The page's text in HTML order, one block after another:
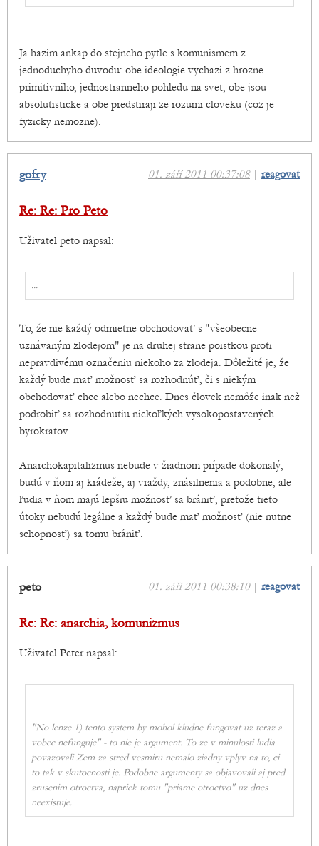
Ja hazim ankap do stejneho pytle s komunismem z
jednoduchyho duvodu: obe ideologie vychazi z hrozne
primitivniho, jednostranneho pohledu na svet, obe jsou
absolutisticke a obe predstiraji ze rozumi cloveku (coz je
fyzicky nemozne).
01. září 2011 00:37:08| reagovat
gofry
Re: Re: Pro Peto
Uživatel peto napsal:
...
To, že nie každý odmietne obchodovať s "všeobecne
uznávaným zlodejom" je na druhej strane poistkou proti
nepravdivému označeniu niekoho za zlodeja. Dôležité je, že
každý bude mať možnosť sa rozhodnúť, či s niekým
obchodovať chce alebo nechce. Dnes človek nemôže inak než
podrobiť sa rozhodnutiu niekoľkých vysokopostavených
byrokratov.
Anarchokapitalizmus nebude v žiadnom prípade dokonalý,
budú v ňom aj krádeže, aj vraždy, znásilnenia a podobne, ale
ľudia v ňom majú lepšiu možnosť sa brániť, pretože tieto
útoky nebudú legálne a každý bude mať možnosť (nie nutne
schopnosť) sa tomu brániť.
01. září 2011 00:38:10| reagovat
peto
Re: Re: anarchia, komunizmus
Uživatel Peter napsal:
"No lenze 1) tento system by mohol kludne fungovat uz teraz a
vobec nefunguje" - to nie je argument. To ze v minulosti ludia
povazovali Zem za stred vesmiru nemalo ziadny vplyv na to, ci
to tak v skutocnosti je. Podobne argumenty sa objavovali aj pred
zrusenim otroctva, napriek tomu "priame otroctvo" uz dnes
neexistuje.